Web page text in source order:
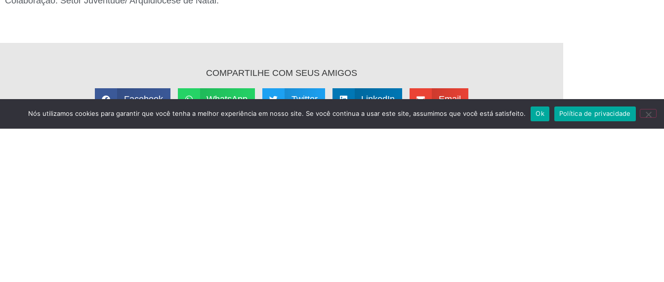
COMPARTILHE COM SEUS AMIGOS
Facebook WhatsApp Twitter LinkedIn Email
Nós utilizamos cookies para garantir que você tenha a melhor experiência em nosso site. Se você continua a usar este site, assumimos que você está satisfeito. Ok Política de privacidade